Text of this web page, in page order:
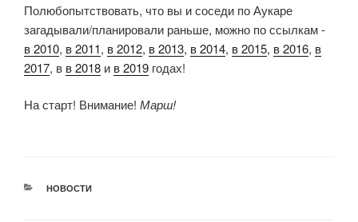
Полюбопытствовать, что вы и соседи по Аукаре
загадывали/планировали раньше, можно по ссылкам -
в 2010, в 2011, в 2012, в 2013, в 2014, в 2015, в 2016, в
2017, в в 2018 и в 2019 годах!
На старт! Внимание! Марш!
РУБРИКИ
НОВОСТИ